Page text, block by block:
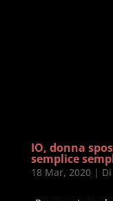
IO, donna
semplice
18 Mar, 2020|